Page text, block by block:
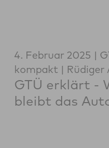
4. Februar 2025
kompakt
Rüdiger
GTÜ erklärt -
bleibt das